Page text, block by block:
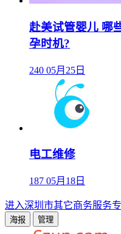
赴美试管婴儿 哪
孕时机?
240 05月25日
电工维修
187 05月18日
进入深圳市其它商务服务
海报 管理